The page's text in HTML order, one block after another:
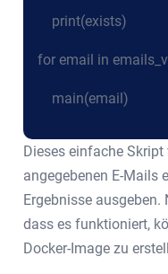
print(exists)
for email in
main(email)
Dieses einfache
angegebenen E-Mails
Ergebnisse
dass es funktioniert,
Docker-Image zu